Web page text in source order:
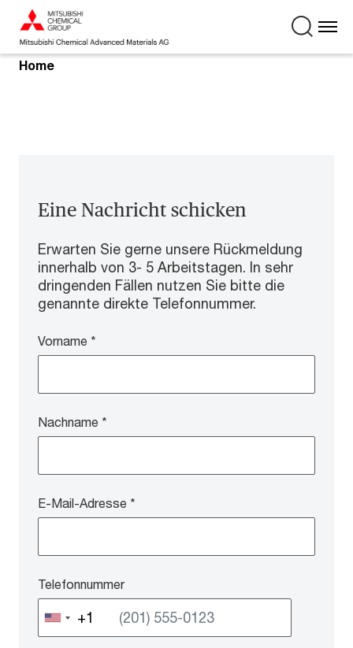
Home
Eine Nachricht schicken
Erwarten Sie gerne unsere Rückmeldung
innerhalb von 3- 5 Arbeitstagen. In sehr
dringenden Fällen nutzen Sie bitte die
genannte direkte Telefonnummer.
Vorname *
Nachname *
E-Mail-Adresse *
Telefonnummer